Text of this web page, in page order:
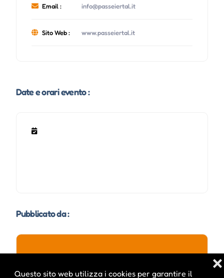
Questo sito web utilizza i cookies per garantire il
❌
Email : info@passeiertal.it
Sito Web : www.passeiertal.it
Date e orari evento :
Pubblicato da :